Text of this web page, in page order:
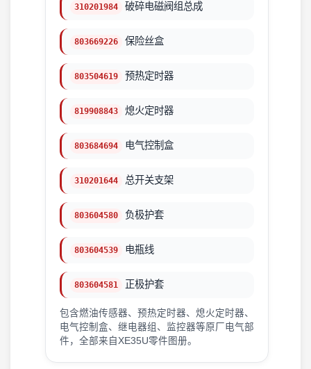
310201984 破碎电磁阀组总成
803669226 保险丝盒
803504619 预热定时器
819908843 熄火定时器
803684694 电气控制盒
310201644 总开关支架
803604580 负极护套
803604539 电瓶线
803604581 正极护套
包含燃油传感器、预热定时器、熄火定时器、
电气控制盒、继电器组、监控器等原厂电气部
件，全部来自XE35U零件图册。